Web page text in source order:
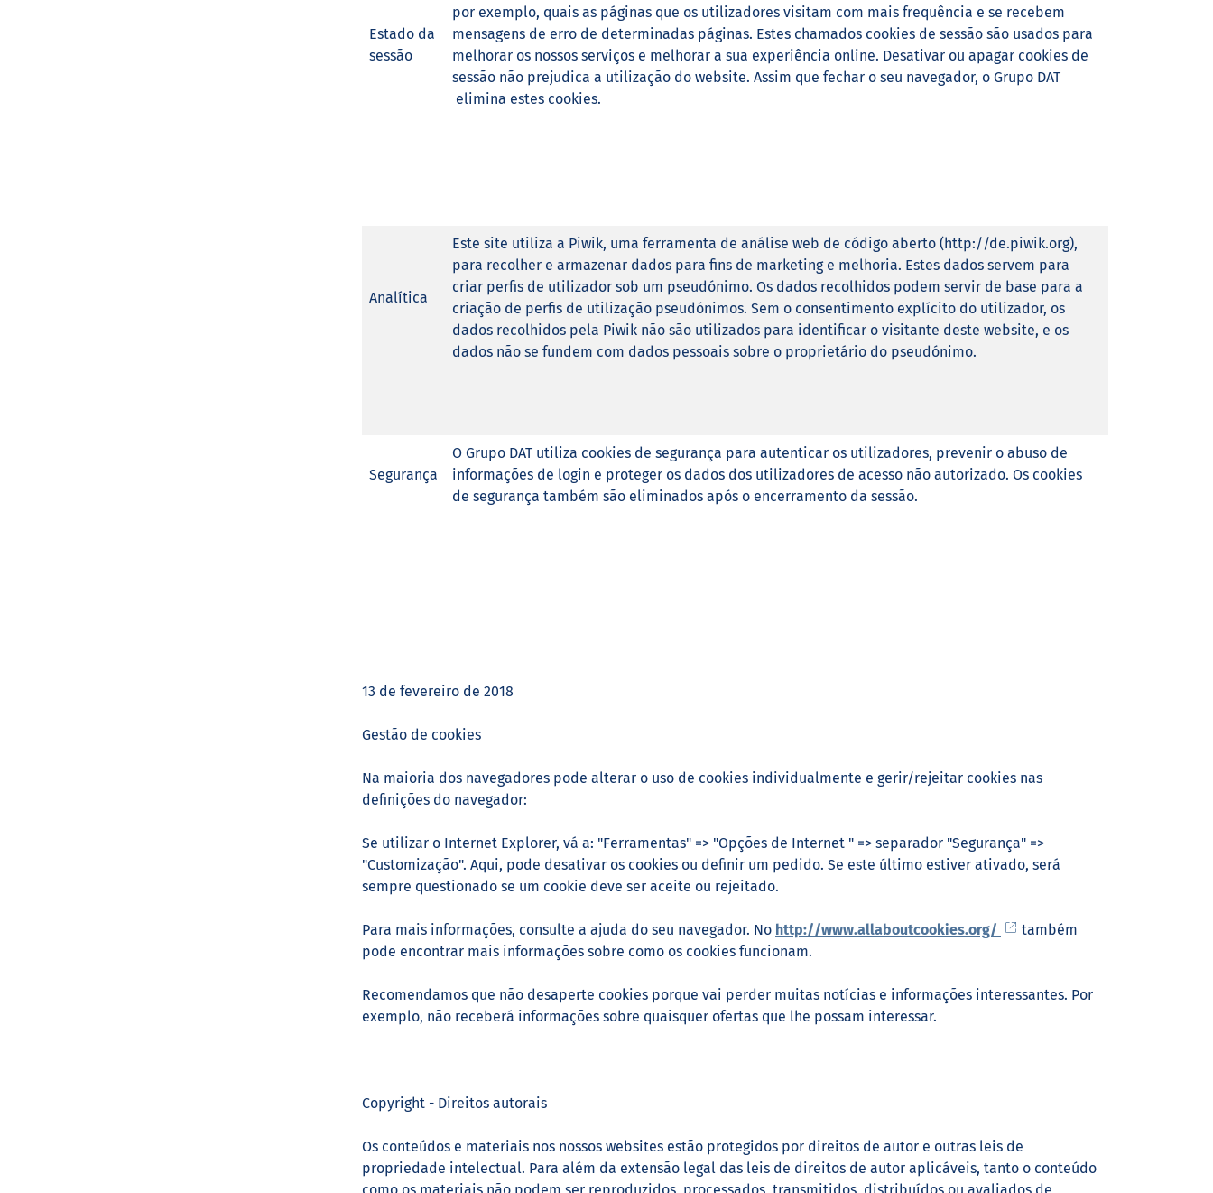
Estado da
sessão
por exemplo, quais as páginas que os utilizadores visitam com mais frequência e se recebem
mensagens de erro de determinadas páginas. Estes chamados cookies de sessão são usados para
melhorar os nossos serviços e melhorar a sua experiência online. Desativar ou apagar cookies de
sessão não prejudica a utilização do website. Assim que fechar o seu navegador, o Grupo DAT
elimina estes cookies.
Analítica
Este site utiliza a Piwik, uma ferramenta de análise web de código aberto (http://de.piwik.org),
para recolher e armazenar dados para fins de marketing e melhoria. Estes dados servem para
criar perfis de utilizador sob um pseudónimo. Os dados recolhidos podem servir de base para a
criação de perfis de utilização pseudónimos. Sem o consentimento explícito do utilizador, os
dados recolhidos pela Piwik não são utilizados para identificar o visitante deste website, e os
dados não se fundem com dados pessoais sobre o proprietário do pseudónimo.
Segurança
O Grupo DAT utiliza cookies de segurança para autenticar os utilizadores, prevenir o abuso de
informações de login e proteger os dados dos utilizadores de acesso não autorizado. Os cookies
de segurança também são eliminados após o encerramento da sessão.
13 de fevereiro de 2018
Gestão de cookies
Na maioria dos navegadores pode alterar o uso de cookies individualmente e gerir/rejeitar cookies nas
definições do navegador:
Se utilizar o Internet Explorer, vá a: "Ferramentas" => "Opções de Internet " => separador "Segurança" =>
"Customização". Aqui, pode desativar os cookies ou definir um pedido. Se este último estiver ativado, será
sempre questionado se um cookie deve ser aceite ou rejeitado.
Para mais informações, consulte a ajuda do seu navegador. No http://www.allaboutcookies.org/
também
pode encontrar mais informações sobre como os cookies funcionam.
Recomendamos que não desaperte cookies porque vai perder muitas notícias e informações interessantes. Por
exemplo, não receberá informações sobre quaisquer ofertas que lhe possam interessar.
Copyright - Direitos autorais
Os conteúdos e materiais nos nossos websites estão protegidos por direitos de autor e outras leis de
propriedade intelectual. Para além da extensão legal das leis de direitos de autor aplicáveis, tanto o conteúdo